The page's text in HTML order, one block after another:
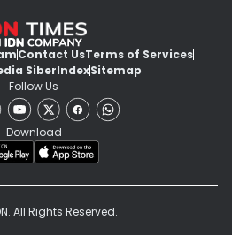
Contact UsTerms of Services
SiberIndexSitemap
Follow Us
Download
All Rights Reserved.